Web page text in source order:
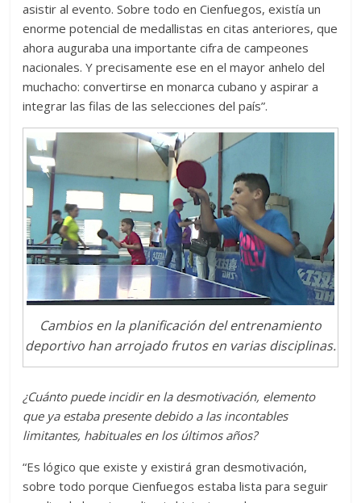
asistir al evento. Sobre todo en Cienfuegos, existía un
enorme potencial de medallistas en citas anteriores, que
ahora auguraba una importante cifra de campeones
nacionales. Y precisamente ese en el mayor anhelo del
muchacho: convertirse en monarca cubano y aspirar a
integrar las filas de las selecciones del país”.
Cambios en la planificación del entrenamiento
deportivo han arrojado frutos en varias disciplinas.
¿Cuánto puede incidir en la desmotivación, elemento
que ya estaba presente debido a las incontables
limitantes, habituales en los últimos años?
“Es lógico que existe y existirá gran desmotivación,
sobre todo porque Cienfuegos estaba lista para seguir